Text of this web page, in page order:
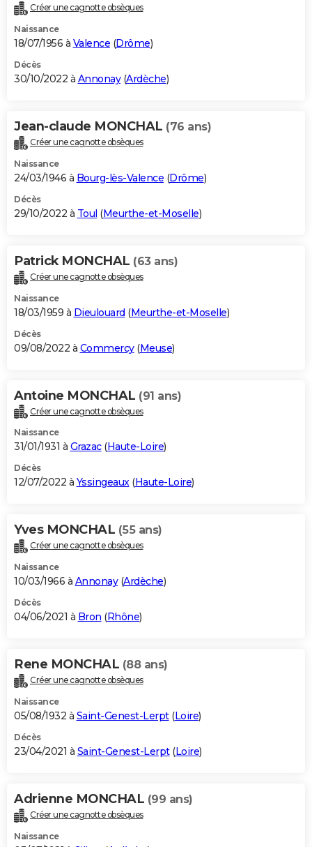
Créer une cagnotte obsèques
Naissance
18/07/1956 à Valence (Drôme)
Décès
30/10/2022 à Annonay(Ardèche)
Jean-claude MONCHAL (76 ans)
Créer une cagnotte obsèques
Naissance
24/03/1946 à Bourg-lès-Valence (Drôme)
Décès
29/10/2022 à Toul (Meurthe-et-Moselle)
Patrick MONCHAL (63 ans)
Créer une cagnotte obsèques
Naissance
18/03/1959 à Dieulouard (Meurthe-et-Moselle)
Décès
09/08/2022 à Commercy(Meuse)
Antoine MONCHAL (91 ans)
Créer une cagnotte obsèques
Naissance
31/01/1931 à Grazac(Haute-Loire)
Décès
12/07/2022 à Yssingeaux(Haute-Loire)
Yves MONCHAL (55 ans)
Créer une cagnotte obsèques
Naissance
10/03/1966 à Annonay(Ardèche)
Décès
04/06/2021 à Bron (Rhône)
Rene MONCHAL (88 ans)
Créer une cagnotte obsèques
Naissance
05/08/1932 à Saint-Genest-Lerpt(Loire)
Décès
23/04/2021 à Saint-Genest-Lerpt(Loire)
Adrienne MONCHAL (99 ans)
Créer une cagnotte obsèques
Naissance